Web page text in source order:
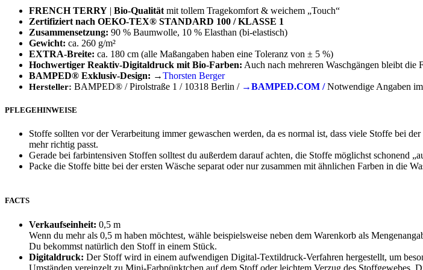
FRENCH TERRY | Bio-Qualität mit tollem Tragekomfort & weichem „Touch“
Zertifiziert nach OEKO-TEX® STANDARD 100 / KLASSE 1
Zusammensetzung: 90 % Baumwolle, 10 % Elasthan (bi-elastisch)
Gewicht: ca. 260 g/m²
EXTRA-Breite: ca. 180 cm (alle Maßangaben haben eine Toleranz von ± 5 %)
Hochwertiger Reaktiv-Digitaldruck mit Bio-Farben: Auch nach mehreren Waschgängen bleibt
BAMPED® Exklusiv-Design: →Thorsten Berger
Hersteller: BAMPED® / Pirolstraße 1 / 10318 Berlin / →BAMPED.COM /Notwendige Angaben
PFLEGEHINWEISE
Stoffe sollten vor der Verarbeitung immer gewaschen werden, da es normal ist, dass viele Stoffe bei
mehr richtig passt.
Gerade bei farbintensiven Stoffen solltest du außerdem darauf achten, die Stoffe möglichst schonend
Packe die Stoffe bitte bei der ersten Wäsche separat oder nur zusammen mit ähnlichen Farben in die
FACTS
Verkaufseinheit: 0,5 m
Wenn du mehr als 0,5 m haben möchtest, wähle beispielsweise neben dem Warenkorb als
Du bekommst natürlich den Stoff in einem Stück.
Digitaldruck: Der Stoff wird in einem aufwendigen Digital-Textildruck-Verfahren hergestellt, um
Umständen vereinzelt zu Mini-Farbpünktchen auf dem Stoff oder leichtem Verzug des Stoffgewebes.